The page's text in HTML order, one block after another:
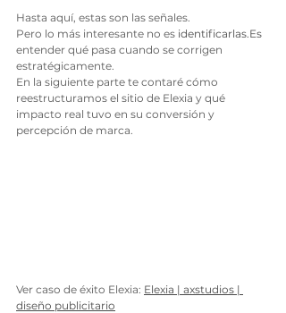
Hasta aquí, estas son las señales.
Pero lo más interesante no es identificarlas.Es
entender qué pasa cuando se corrigen
estratégicamente.
En la siguiente parte te contaré cómo
reestructuramos el sitio de Elexia y qué
impacto real tuvo en su conversión y
percepción de marca.
Ver caso de éxito Elexia: Elexia | axstudios |
diseño publicitario